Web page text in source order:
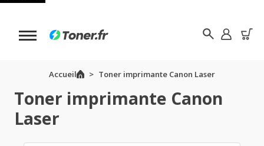
Accueil Toner imprimante Canon Laser
Toner imprimante Canon
Laser